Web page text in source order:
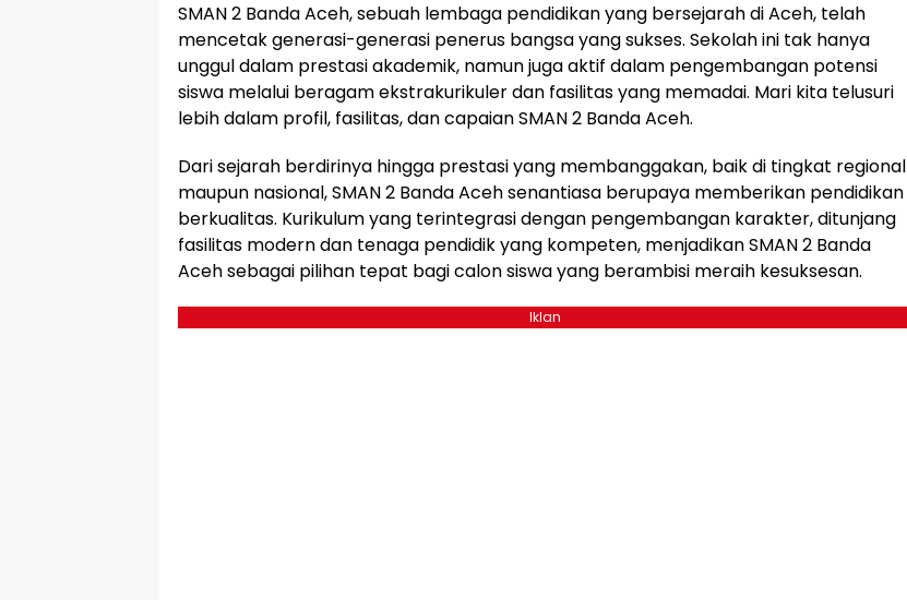
SMAN 2 Banda Aceh, sebuah lembaga pendidikan yang bersejarah di Aceh, telah
mencetak generasi-generasi penerus bangsa yang sukses. Sekolah ini tak hanya
unggul dalam prestasi akademik, namun juga aktif dalam pengembangan potensi
siswa melalui beragam ekstrakurikuler dan fasilitas yang memadai. Mari kita telusuri
lebih dalam profil, fasilitas, dan capaian SMAN 2 Banda Aceh.
Dari sejarah berdirinya hingga prestasi yang membanggakan, baik di tingkat regional
maupun nasional, SMAN 2 Banda Aceh senantiasa berupaya memberikan pendidikan
berkualitas. Kurikulum yang terintegrasi dengan pengembangan karakter, ditunjang
fasilitas modern dan tenaga pendidik yang kompeten, menjadikan SMAN 2 Banda
Aceh sebagai pilihan tepat bagi calon siswa yang berambisi meraih kesuksesan.
Iklan